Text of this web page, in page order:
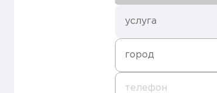
услуга
город
телефон